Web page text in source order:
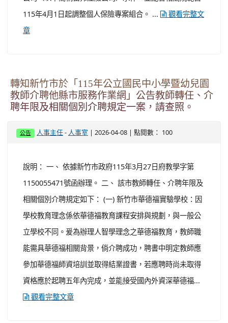
115年4月1日起調整個人保險專案組合。 ...
觀看完整文
章
轉知新竹市於「115年公立國民中小學暨幼兒園
教師介聘他縣市服務作業網」公告教師轉任、介
聘年限及相關個別介聘規定一案，請查照。
公告 人事主任 - 人事室 | 2026-04-08 | 點閱數： 100
說明： 一、 依據新竹市政府115年3月27日府教學字第
1150055471號函辦理。 二、 該市教師轉任、介聘年限及
相關個別介聘規定如下： (一) 新竹市華德福實驗學校：因
學校教育理念係依華德福教育課程安排與規劃，與一般公
立學校不同。爰為辦理人智學理念之華德福教育，教師職
能需具華德福相關背景，倘介聘成功，聘書中明定教師應
參加華德福師資培訓並取得結業證書，若應聘時尚未取得
資格應於起聘五年內完成，並能接受國內外資深華德福...
觀看完整文章